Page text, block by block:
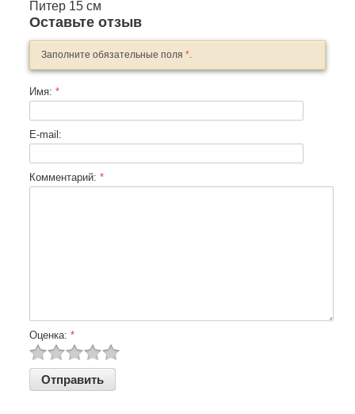
Питер 15 см
Оставьте отзыв
Заполните обязательные поля *.
Имя: *
E-mail:
Комментарий: *
Оценка: *